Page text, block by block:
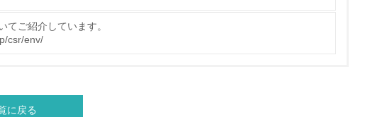
への排出量削減の取り組みを行っている
棄物
てご紹介しています。
csr/env/
に戻る